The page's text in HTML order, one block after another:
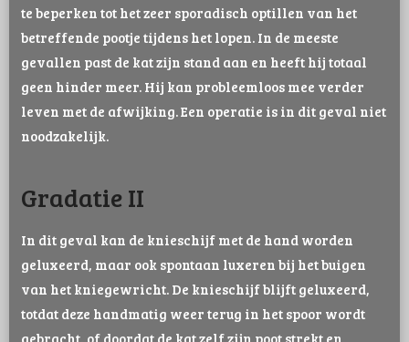
te beperken tot het zeer sporadisch optillen van het
betreffende pootje tijdens het lopen. In de meeste
gevallen past de kat zijn stand aan en heeft hij totaal
geen hinder meer. Hij kan probleemloos mee verder
leven met de afwijking. Een operatie is in dit geval niet
noodzakelijk.
Gradatie II
In dit geval kan de knieschijf met de hand worden
geluxeerd, maar ook spontaan luxeren bij het buigen
van het kniegewricht. De knieschijf blijft geluxeerd,
totdat deze handmatig weer terug in het spoor wordt
gebracht, of doordat de kat zelf zijn poot strekt en